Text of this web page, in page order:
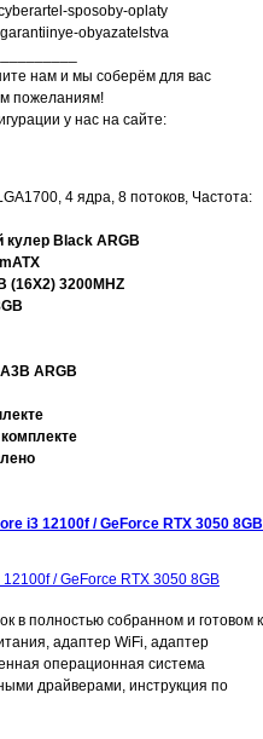
sposoby-oplaty
obyazatelstva
нам и мы соберём для вас
пожеланиям!
у нас на сайте:
4 ядра, 8 потоков, Частота:
Black ARGB
(16X2) 3200MHZ
ARGB
i3 12100f / GeForce RTX 3050 8GB
/ GeForce RTX 3050 8GB
в полностью собранном и готовом к
адаптер WiFi, адаптер
операционная система
драйверами, инструкция по